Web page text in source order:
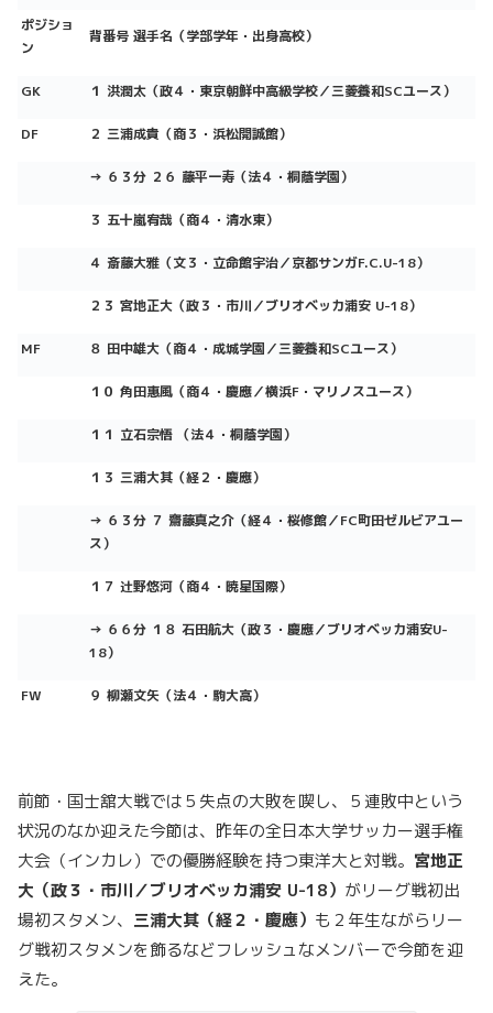
ポジショ
ン
背番号 選手名（学部学年・出身高校）
GK １ 洪潤太（政４・東京朝鮮中高級学校／三菱養和SCユース）
DF ２ 三浦成貴（商３・浜松開誠館）
→ ６３分 ２６ 藤平一寿（法４・桐蔭学園）
３ 五十嵐宥哉（商４・清水東）
４ 斎藤大雅（文３・立命館宇治／京都サンガF.C.U-18）
２３ 宮地正大（政３・市川／ブリオベッカ浦安 U-18）
MF ８ 田中雄大（商４・成城学園／三菱養和SCユース）
１０ 角田惠風（商４・慶應／横浜F・マリノスユース）
１１ 立石宗悟 （法４・桐蔭学園）
１３ 三浦大其（経２・慶應）
→ ６３分 ７ 齋藤真之介（経４・桜修館／FC町田ゼルビアユー
ス）
１７ 辻野悠河（商４・暁星国際）
→ ６６分 １８ 石田航大（政３・慶應／ブリオベッカ浦安U-
18）
FW ９ 柳瀬文矢（法４・駒大高）
前節・国士舘大戦では５失点の大敗を喫し、５連敗中という
状況のなか迎えた今節は、昨年の全日本大学サッカー選手権
大会（インカレ）での優勝経験を持つ東洋大と対戦。 宮地正
大（政３・市川／ブリオベッカ浦安 U-18） がリーグ戦初出
場初スタメン、 三浦大其（経２・慶應） も２年生ながらリー
グ戦初スタメンを飾るなどフレッシュなメンバーで今節を迎
えた。